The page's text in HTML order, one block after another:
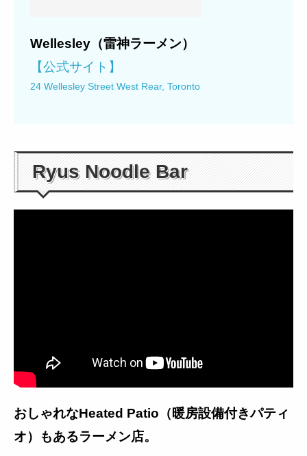
Wellesley（雷神ラーメン）
【公式サイト】
24 Wellesley Street West Rear, Toronto
Ryus Noodle Bar
おしゃれなHeated Patio（暖房設備付きパティ
オ）もあるラーメン店。